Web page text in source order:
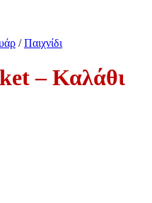
/ Παιχνίδι
– Καλάθι